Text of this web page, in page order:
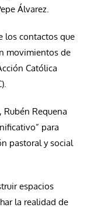
Álvarez.
los contactos que
movimientos de
Católica
Rubén Requena
para
pastoral y social
espacios
la realidad de